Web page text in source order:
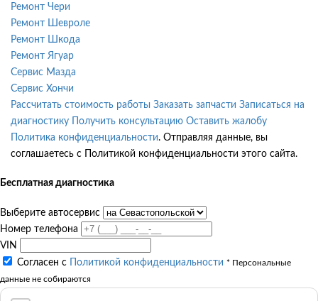
Ремонт Чери
Ремонт Шевроле
Ремонт Шкода
Ремонт Ягуар
Сервис Мазда
Сервис Хончи
Рассчитать стоимость работы Заказать запчасти Записаться на
диагностику
Получить консультацию Оставить жалобу
Политика конфиденциальности. Отправляя данные, вы
соглашаетесь с Политикой конфиденциальности этого сайта.
Бесплатная диагностика
Выберите автосервис
Номер телефона
VIN
Согласен с
Политикой конфиденциальности * Персональные
данные не собираются